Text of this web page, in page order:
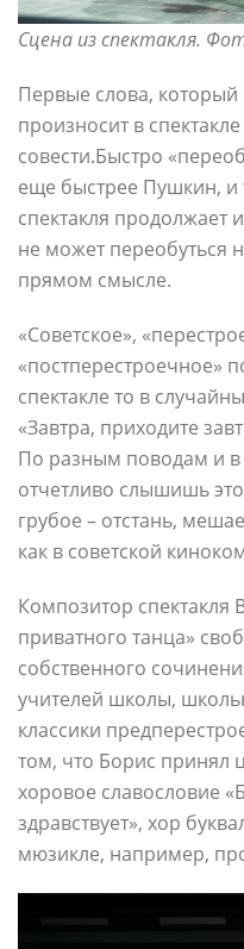
Сцена из спектакля.
Первые слова, который
произносит в
совести.Быстро
еще быстрее Пушкин, и
спектакля продолжает
не может переобуться
прямом смысле.
«Советское»,
«постперестроечное»
спектакле то в
«Завтра, приходите
По разным поводам и в
отчетливо слышишь
грубое – отстань,
как в советской
Композитор спектакля
приватного танца»
собственного
учителей школы,
классики
том, что Борис принял
хоровое славословие
здравствует», хор
мюзикле, например,